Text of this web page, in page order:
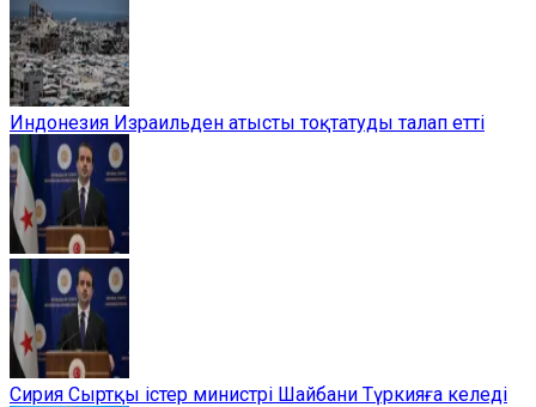
Индонезия Израильден атысты тоқтатуды талап етті
Сирия Сыртқы істер министрі Шайбани Түркияға келеді